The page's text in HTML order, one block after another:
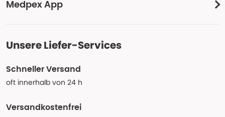
Medpex App
Unsere Liefer-Services
Schneller Versand
oft innerhalb von 24 h
Versandkostenfrei